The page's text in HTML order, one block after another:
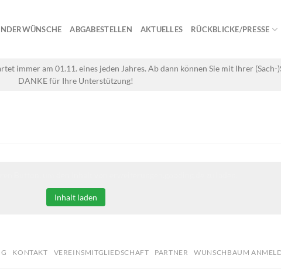
ABGABESTELLEN AKTUELLES RÜCKBLICKE/PRESSE
immer am 01.11. eines jeden Jahres. Ab dann können Sie mit Ihrer
DANKE für Ihre Unterstützung!
Inhalt laden
KONTAKT VEREINSMITGLIEDSCHAFT PARTNER WUNSCHBAUM